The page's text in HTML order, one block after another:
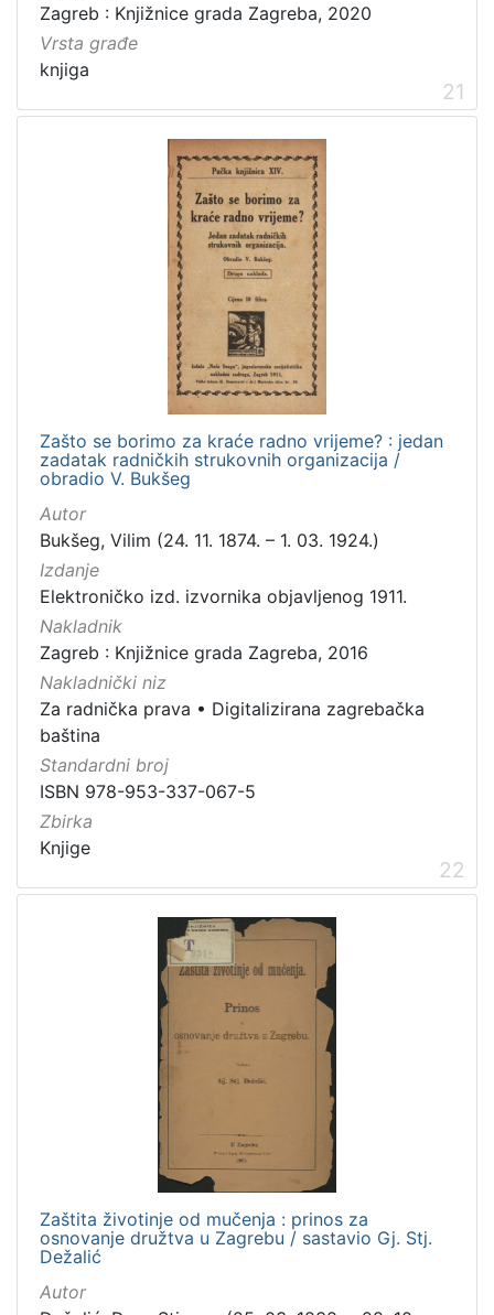
Zagreb : Knjižnice grada Zagreba, 2020
Vrsta građe
knjiga
21
Zašto se borimo za kraće radno vrijeme? : jedan
zadatak radničkih strukovnih organizacija /
obradio V. Bukšeg
Autor
Bukšeg, Vilim (24. 11. 1874. – 1. 03. 1924.)
Izdanje
Elektroničko izd. izvornika objavljenog 1911.
Nakladnik
Zagreb : Knjižnice grada Zagreba, 2016
Nakladnički niz
Za radnička prava • Digitalizirana zagrebačka
baština
Standardni broj
ISBN 978-953-337-067-5
Zbirka
Knjige
22
Zaštita životinje od mučenja : prinos za
osnovanje družtva u Zagrebu / sastavio Gj. Stj.
Dežalić
Autor